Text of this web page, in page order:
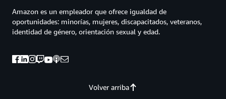
Volver arriba
Amazon es un empleador que ofrece igualdad de
oportunidades: minorías, mujeres, discapacitados, veteranos,
identidad de género, orientación sexual y edad.